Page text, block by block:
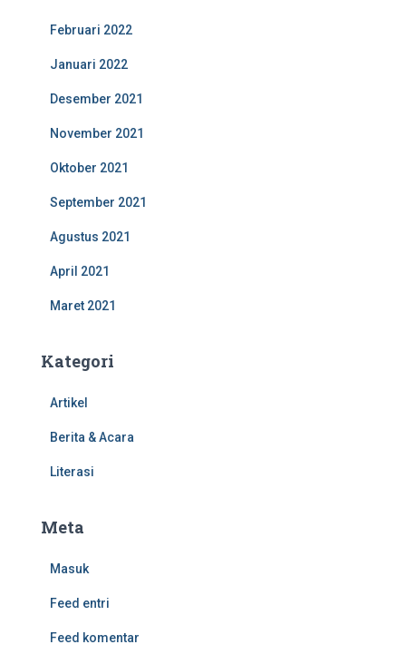
Februari 2022
Januari 2022
Desember 2021
November 2021
Oktober 2021
September 2021
Agustus 2021
April 2021
Maret 2021
Kategori
Artikel
Berita & Acara
Literasi
Meta
Masuk
Feed entri
Feed komentar